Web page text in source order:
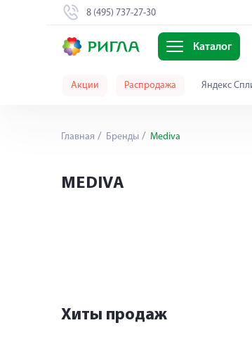
8 (495) 737-27-30
Каталог
Акции Распродажа Яндекс
Главная Бренды Mediva
MEDIVA
Хиты продаж